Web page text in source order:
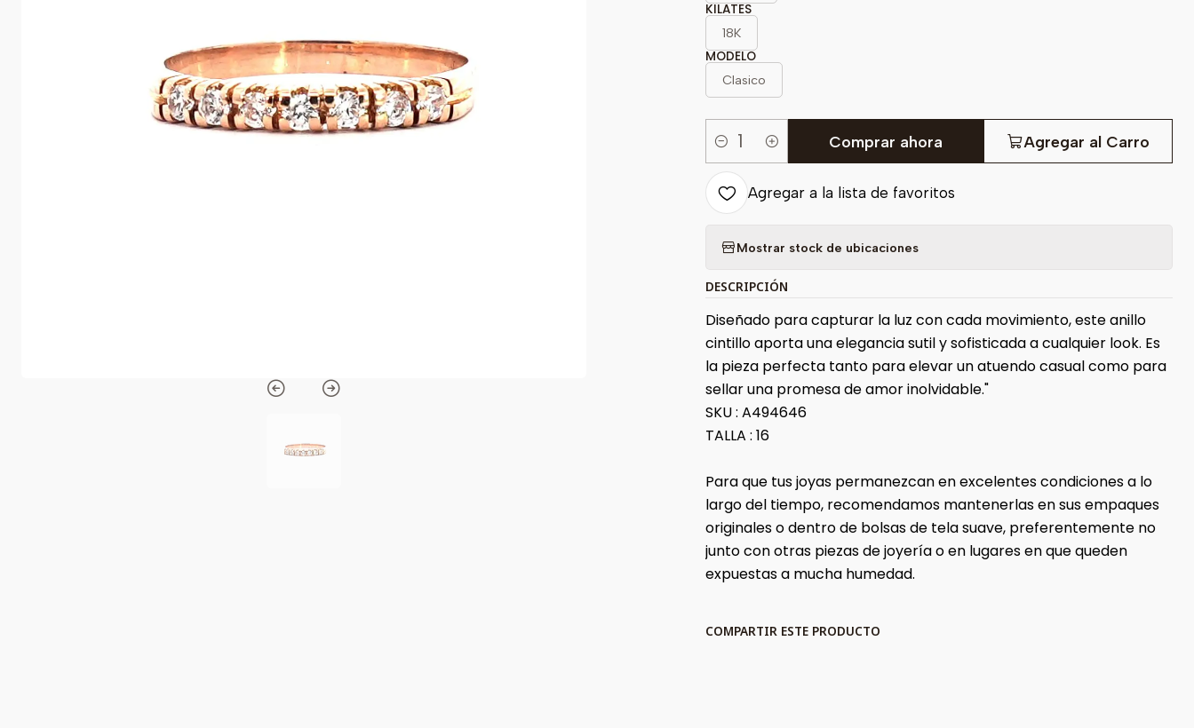
KILATES
18K
MODELO
Clasico
Cantidad
Agregar al Carro
Comprar ahora
Agregar a la lista de favoritos
Mostrar stock de ubicaciones
DESCRIPCIÓN
Diseñado para capturar la luz con cada movimiento, este anillo
cintillo aporta una elegancia sutil y sofisticada a cualquier look. Es
la pieza perfecta tanto para elevar un atuendo casual como para
sellar una promesa de amor inolvidable."
SKU : A494646
TALLA : 16
Para que tus joyas permanezcan en excelentes condiciones a lo
largo del tiempo, recomendamos mantenerlas en sus empaques
originales o dentro de bolsas de tela suave, preferentemente no
junto con otras piezas de joyería o en lugares en que queden
expuestas a mucha humedad.
COMPARTIR ESTE PRODUCTO